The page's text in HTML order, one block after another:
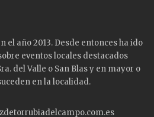
el año 2013. Desde entonces ha ido
eventos locales destacados
del Valle o San Blas y en mayor o
en la localidad.